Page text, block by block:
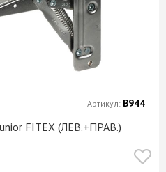
FITEX (ЛЕВ.+ПРАВ.)
Артикул: В944